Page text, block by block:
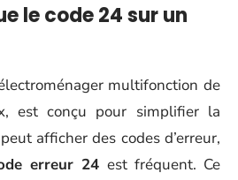
le code 24 sur un
multifonction de
est conçu pour simplifier la
afficher des codes d’erreur,
erreur 24 est fréquent. Ce